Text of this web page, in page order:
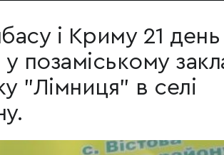
і Криму 21 день
позаміському
"Лімниця" в селі